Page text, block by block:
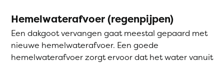
Hemelwaterafvoer (regenpijpen)
Een dakgoot vervangen gaat meestal gepaard met
nieuwe hemelwaterafvoer. Een goede
hemelwaterafvoer zorgt ervoor dat het water vanuit